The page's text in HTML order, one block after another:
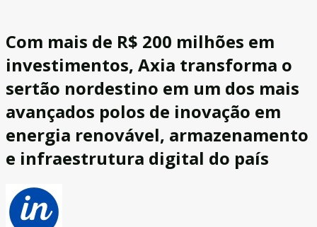
Com mais de R$ 200 milhões em
investimentos, Axia transforma o
sertão nordestino em um dos mais
avançados polos de inovação em
energia renovável, armazenamento
e infraestrutura digital do país